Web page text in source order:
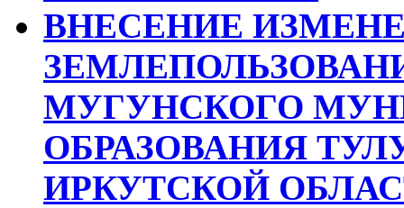
ВНЕСЕНИЕ
МУГУНСКОГО
ОБРАЗОВАНИЯ
ИРКУТСКОЙ